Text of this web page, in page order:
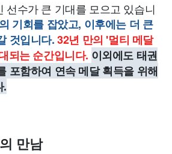
선수가 큰 기대를 모으고 있습니
기회를 잡았고, 이후에는 더 큰
것입니다. 32년 만의 '멀티 메달
되는 순간입니다. 이외에도 태권
포함하여 연속 메달 획득을 위해
.
만남